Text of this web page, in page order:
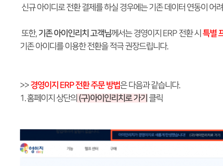
신규 아이디로 전환 결제를 하실 경우에는 기존 데이터 연동이 어
또한, 기존 아이인리치 고객님께서는 경영이지 ERP 전환 시특별
기존 아이디를 이용한 전환을 적극 권장드립니다.
>> 경영이지 ERP 전환 주문 방법은 다음과 같습니다.
1. 홈페이지 상단의 (구)아이인리치로 가기 클릭